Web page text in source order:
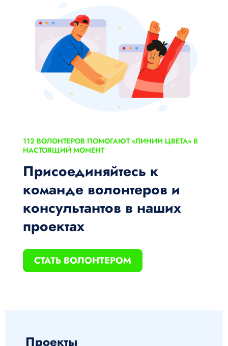
112 ВОЛОНТЕРОВ ПОМОГАЮТ «ЛИНИИ ЦВЕТА» В
НАСТОЯЩИЙ МОМЕНТ
Присоединяйтесь к
команде волонтеров и
консультантов в наших
проектах
СТАТЬ ВОЛОНТЕРОМ
Проекты